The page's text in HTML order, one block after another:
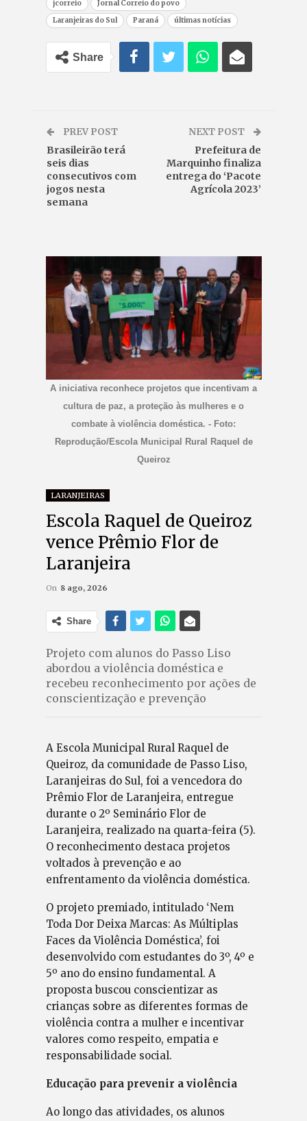
jcorreio
Jornal Correio do povo
Laranjeiras do Sul
Paraná últimas notícias
Share
PREV POST
Brasileirão terá
seis dias
consecutivos com
jogos nesta
semana
NEXT POST
Prefeitura de
Marquinho finaliza
entrega do ‘Pacote
Agrícola 2023’
A iniciativa reconhece projetos que incentivam a
cultura de paz, a proteção às mulheres e o
combate à violência doméstica. - Foto:
Reprodução/Escola Municipal Rural Raquel de
Queiroz
LARANJEIRAS
Escola Raquel de Queiroz
vence Prêmio Flor de
Laranjeira
On 8 ago, 2026
Share
Projeto com alunos do Passo Liso
abordou a violência doméstica e
recebeu reconhecimento por ações de
conscientização e prevenção
A Escola Municipal Rural Raquel de
Queiroz, da comunidade de Passo Liso,
Laranjeiras do Sul, foi a vencedora do
Prêmio Flor de Laranjeira, entregue
durante o 2º Seminário Flor de
Laranjeira, realizado na quarta-feira (5).
O reconhecimento destaca projetos
voltados à prevenção e ao
enfrentamento da violência doméstica.
O projeto premiado, intitulado ‘Nem
Toda Dor Deixa Marcas: As Múltiplas
Faces da Violência Doméstica’, foi
desenvolvido com estudantes do 3º, 4º e
5º ano do ensino fundamental. A
proposta buscou conscientizar as
crianças sobre as diferentes formas de
violência contra a mulher e incentivar
valores como respeito, empatia e
responsabilidade social.
Educação para prevenir a violência
Ao longo das atividades, os alunos